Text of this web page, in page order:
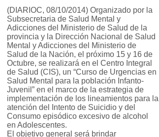
(DIARIOC, 08/10/2014) Organizado por la
Subsecretaria de Salud Mental y
Adicciones del Ministerio de Salud de la
provincia y la Dirección Nacional de Salud
Mental y Adicciones del Ministerio de
Salud de la Nación, el próximo 15 y 16 de
Octubre, se realizará en el Centro Integral
de Salud (CIS), un “Curso de Urgencias en
Salud Mental para la población Infanto-
Juvenil” en el marco de la estrategia de
implementación de los lineamientos para la
atención del Intento de Suicidio y del
Consumo episódico excesivo de alcohol
en Adolescentes.
El objetivo general será brindar